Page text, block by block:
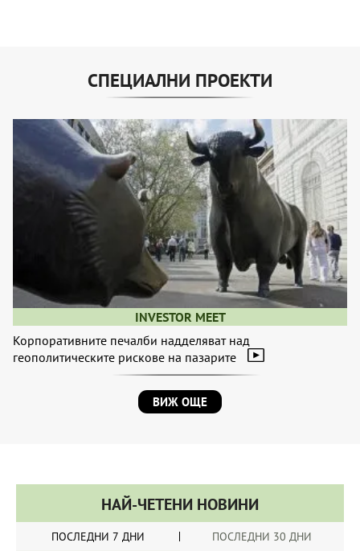
СПЕЦИАЛНИ ПРОЕКТИ
INVESTOR MEET
Корпоративните печалби надделяват над
геополитическите рискове на пазарите
ВИЖ ОЩЕ
НАЙ-ЧЕТЕНИ НОВИНИ
ПОСЛЕДНИ 7 ДНИ ПОСЛЕДНИ 30 ДНИ